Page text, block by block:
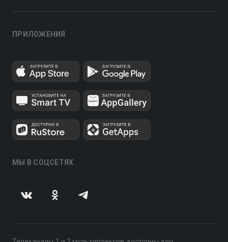
ПРИЛОЖЕНИЯ
МЫ В СОЦСЕТЯХ